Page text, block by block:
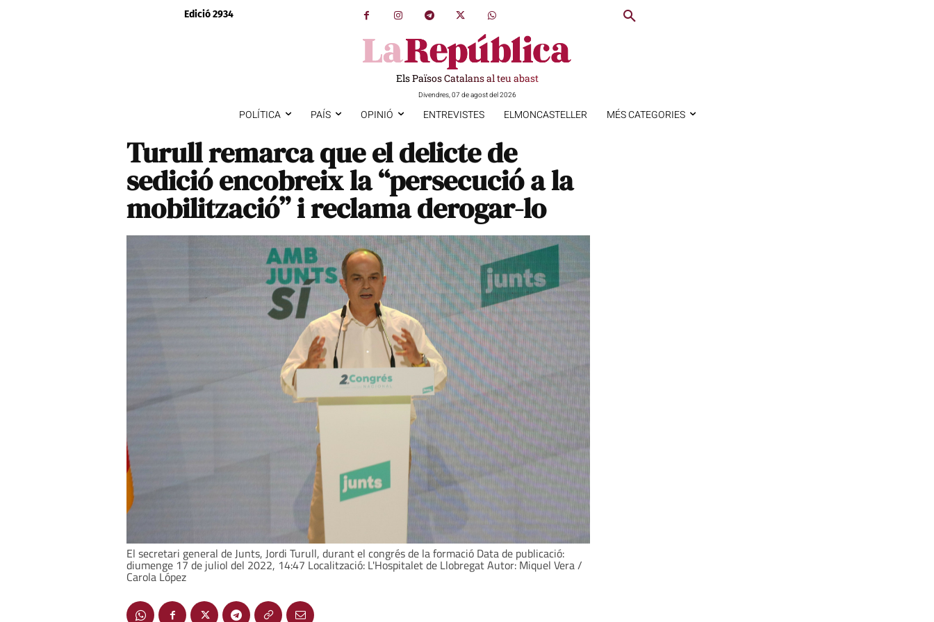
Edició 2934
Els Països Catalans al teu abast
Divendres, 07 de agost del 2026
POLÍTICA PAÍS OPINIÓ ENTREVISTES ELMONCASTELLER MÉS CATEGORIES
Turull remarca que el delicte de
sedició encobreix la “persecució a la
mobilització” i reclama derogar-lo
El secretari general de Junts, Jordi Turull, durant el congrés de la formació Data de publicació:
diumenge 17 de juliol del 2022, 14:47 Localització: L'Hospitalet de Llobregat Autor: Miquel Vera /
Carola López